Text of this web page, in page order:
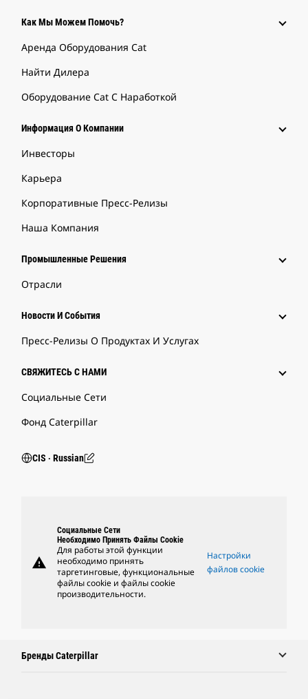
Как Мы Можем Помочь?
Аренда Оборудования Cat
Найти Дилера
Оборудование Cat С Наработкой
Информация О Компании
Инвесторы
Карьера
Корпоративные Пресс-Релизы
Наша Компания
Промышленные Решения
Отрасли
Новости И События
Пресс-Релизы О Продуктах И Услугах
СВЯЖИТЕСЬ С НАМИ
Социальные Сети
Фонд Caterpillar
CIS ‧ Russian
warning
Социальные Сети
Необходимо Принять Файлы Cookie
Для работы этой функции
необходимо принять
таргетинговые, функциональные
файлы cookie и файлы cookie
производительности.
Настройки
файлов cookie
Бренды Caterpillar